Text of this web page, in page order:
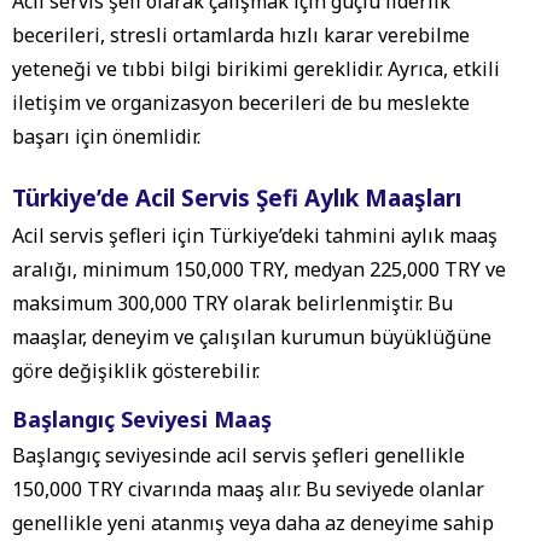
becerileri, stresli ortamlarda hızlı karar verebilme
yeteneği ve tıbbi bilgi birikimi gereklidir. Ayrıca, etkili
iletişim ve organizasyon becerileri de bu meslekte
başarı için önemlidir.
Türkiye’de Acil Servis Şefi Aylık Maaşları
Acil servis şefleri için Türkiye’deki tahmini aylık maaş
aralığı, minimum 150,000 TRY, medyan 225,000 TRY ve
maksimum 300,000 TRY olarak belirlenmiştir. Bu
maaşlar, deneyim ve çalışılan kurumun büyüklüğüne
göre değişiklik gösterebilir.
Başlangıç Seviyesi Maaş
Başlangıç seviyesinde acil servis şefleri genellikle
150,000 TRY civarında maaş alır. Bu seviyede olanlar
genellikle yeni atanmış veya daha az deneyime sahip